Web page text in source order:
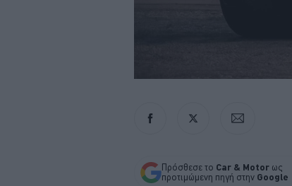
Πρόσθεσε το Car & Motor ως
προτιμώμενη πηγή στην Google